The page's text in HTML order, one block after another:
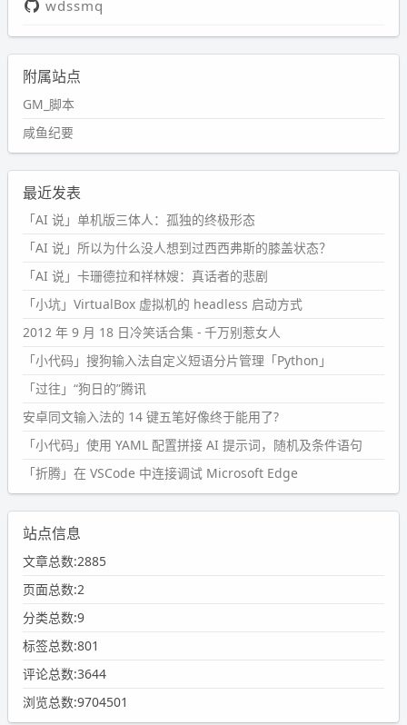
wdssmq
附属站点
GM_脚本
咸鱼纪要
最近发表
「AI 说」单机版三体人：孤独的终极形态
「AI 说」所以为什么没人想到过西西弗斯的膝盖状态？
「AI 说」卡珊德拉和祥林嫂：真话者的悲剧
「小坑」VirtualBox 虚拟机的 headless 启动方式
2012 年 9 月 18 日冷笑话合集 - 千万别惹女人
「小代码」搜狗输入法自定义短语分片管理「Python」
「过往」“狗日的”腾讯
安卓同文输入法的 14 键五笔好像终于能用了?
「小代码」使用 YAML 配置拼接 AI 提示词，随机及条件语句
「折腾」在 VSCode 中连接调试 Microsoft Edge
站点信息
文章总数:2885
页面总数:2
分类总数:9
标签总数:801
评论总数:3644
浏览总数:9704501